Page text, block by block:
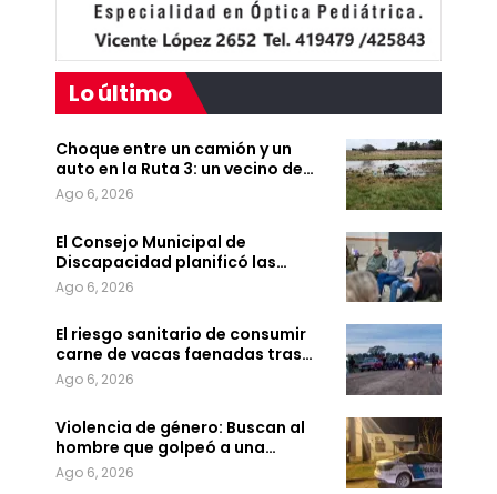
Lo último
Choque entre un camión y un
auto en la Ruta 3: un vecino de…
Ago 6, 2026
El Consejo Municipal de
Discapacidad planificó las…
Ago 6, 2026
El riesgo sanitario de consumir
carne de vacas faenadas tras…
Ago 6, 2026
Violencia de género: Buscan al
hombre que golpeó a una…
Ago 6, 2026